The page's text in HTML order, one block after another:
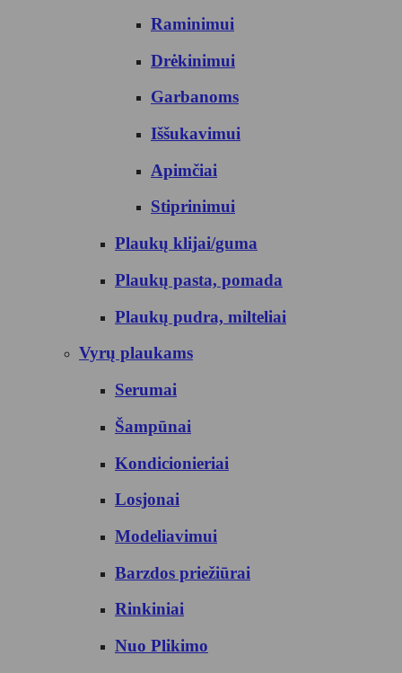
Raminimui
Drėkinimui
Garbanoms
Iššukavimui
Apimčiai
Stiprinimui
Plaukų klijai/guma
Plaukų pasta, pomada
Plaukų pudra, milteliai
Vyrų plaukams
Serumai
Šampūnai
Kondicionieriai
Losjonai
Modeliavimui
Barzdos priežiūrai
Rinkiniai
Nuo Plikimo